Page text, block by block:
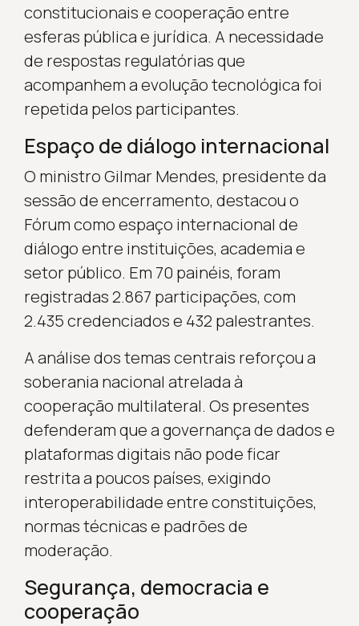
constitucionais e cooperação entre
esferas pública e jurídica. A necessidade
de respostas regulatórias que
acompanhem a evolução tecnológica foi
repetida pelos participantes.
Espaço de diálogo internacional
O ministro Gilmar Mendes, presidente da
sessão de encerramento, destacou o
Fórum como espaço internacional de
diálogo entre instituições, academia e
setor público. Em 70 painéis, foram
registradas 2.867 participações, com
2.435 credenciados e 432 palestrantes.
A análise dos temas centrais reforçou a
soberania nacional atrelada à
cooperação multilateral. Os presentes
defenderam que a governança de dados e
plataformas digitais não pode ficar
restrita a poucos países, exigindo
interoperabilidade entre constituições,
normas técnicas e padrões de
moderação.
Segurança, democracia e
cooperação